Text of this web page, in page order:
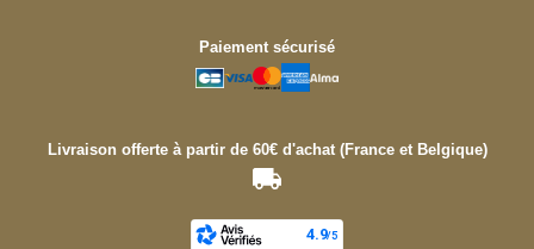
Paiement sécurisé
Livraison offerte à partir de 60€ d'achat (France et Belgique)